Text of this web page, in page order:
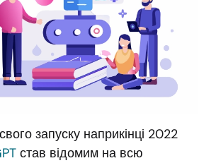
запуску наприкінці 2022
став відомим на всю